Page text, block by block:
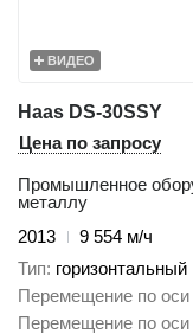
ВИДЕО
Haas DS-30SSY
Цена по запросу
Промышленное
металлу
2013
9 554 м/ч
Тип горизонтальный
Перемещение по оси
Перемещение по оси